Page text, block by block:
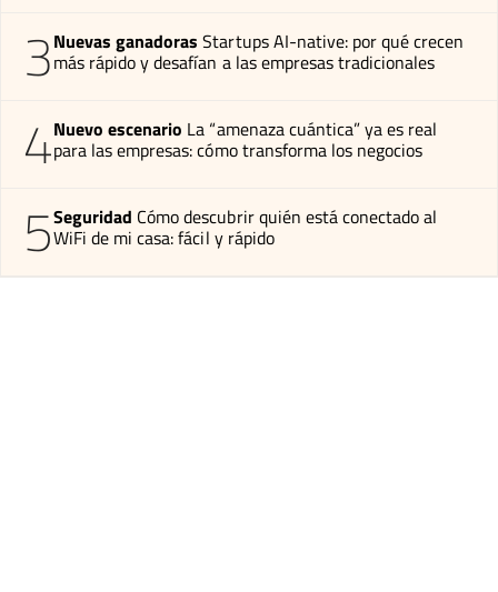
3Nuevas ganadoras Startups AI-native: por qué crecen
más rápido y desafían a las empresas tradicionales
4Nuevo escenario La “amenaza cuántica” ya es real
para las empresas: cómo transforma los negocios
5Seguridad Cómo descubrir quién está conectado al
WiFi de mi casa: fácil y rápido